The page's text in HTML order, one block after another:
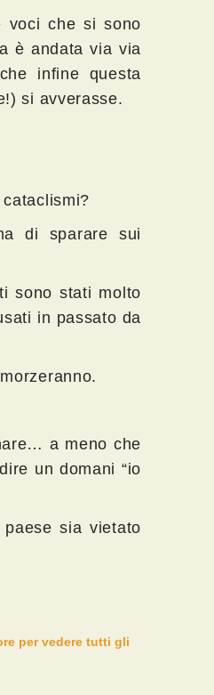
voci che si sono
è andata via via
infine questa
si avverasse.
di sparare sui
sono stati molto
in passato da
a meno che
un domani “io
sia vietato
per vedere tutti gli